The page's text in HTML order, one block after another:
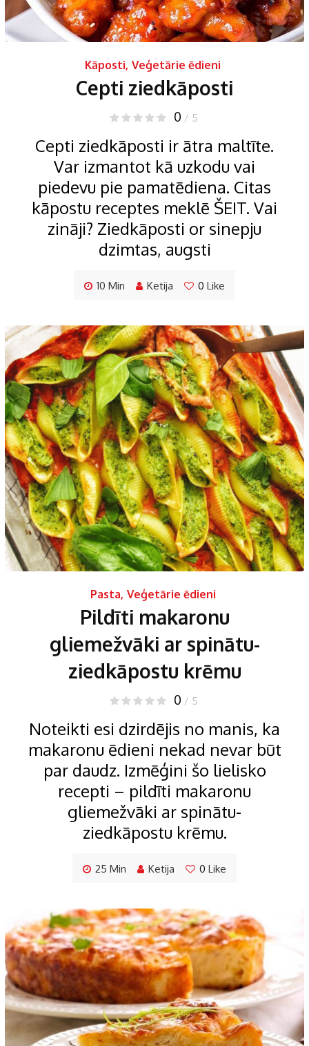
Kāposti, Veģetārie ēdieni
Cepti ziedkāposti
0 / 5
Cepti ziedkāposti ir ātra maltīte.
Var izmantot kā uzkodu vai
piedevu pie pamatēdiena. Citas
kāpostu receptes meklē ŠEIT. Vai
zināji? Ziedkāposti or sinepju
dzimtas, augsti
10 Min Ketija 0 Like
Pasta, Veģetārie ēdieni
Pildīti makaronu
gliemežvāki ar spinātu-
ziedkāpostu krēmu
0 / 5
Noteikti esi dzirdējis no manis, ka
makaronu ēdieni nekad nevar būt
par daudz. Izmēģini šo lielisko
recepti – pildīti makaronu
gliemežvāki ar spinātu-
ziedkāpostu krēmu.
25 Min Ketija 0 Like